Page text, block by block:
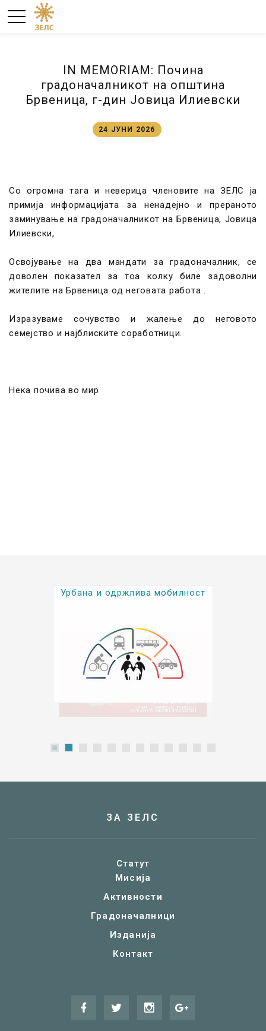
IN MEMORIAM: Почина
градоначалникот на општина
Брвеница, г-дин Јовица Илиевски
24 ЈУНИ 2026
Со огромна тага и неверица членовите на ЗЕЛС ја
примија информацијата за ненадејно и прераното
заминување на градоначалникот на Брвеница, Јовица
Илиевски,
Освојување на два мандати за градоначалник, се
доволен показател за тоа колку биле задоволни
жителите на Брвеница од неговата работа .
Изразуваме сочувство и жалење до неговото
семејство и најблиските соработници.
Нека почива во мир
Урбана и одржлива мобилност
Kратки биографии на
ЗА ЗЕЛС
Статут
Мисија
Активности
Градоначалници
Изданија
Контакт